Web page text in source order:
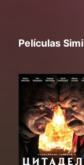
Películas